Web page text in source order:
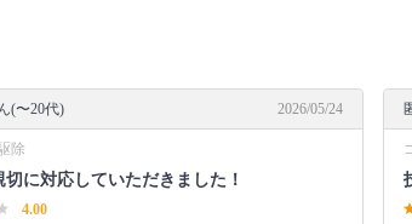
(〜20代) 2026/05/24
除
切に対応していただきました！
4.00